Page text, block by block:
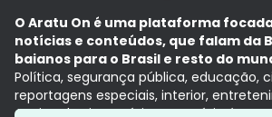
O Aratu On é uma plataforma
notícias e conteúdos, que falam da
baianos para o Brasil e resto do
Política, segurança pública, educação,
reportagens especiais, interior,
Aqui, tudo vira notícia e a notícia é no